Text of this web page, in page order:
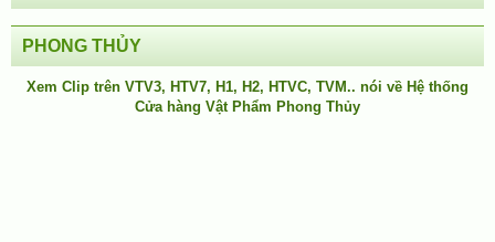
PHONG THỦY
Xem Clip trên VTV3, HTV7, H1, H2, HTVC, TVM.. nói về Hệ thống
Cửa hàng Vật Phẩm Phong Thủy